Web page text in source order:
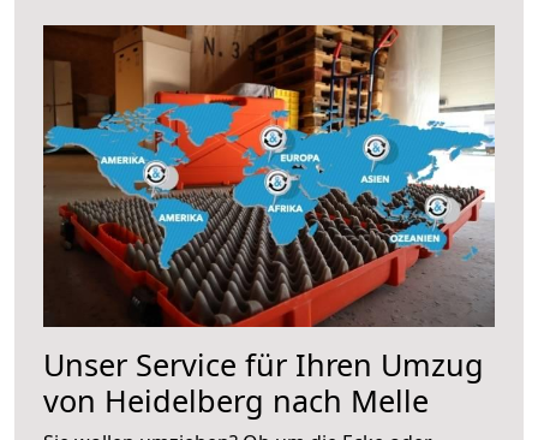
Unser Service für Ihren Umzug
von Heidelberg nach Melle